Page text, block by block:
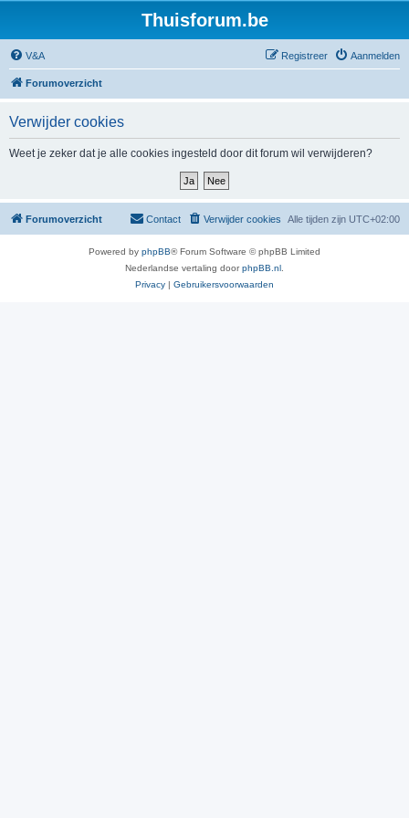
Thuisforum.be
V&A Aanmelden
Registreer
Forumoverzicht
Verwijder cookies
Weet je zeker dat je alle cookies ingesteld door dit forum wil verwijderen?
Forumoverzicht Alle tijden zijn UTC+02:00
Verwijder cookies
Contact
Powered by phpBB® Forum Software © phpBB Limited
Nederlandse vertaling doorphpBB.nl
Privacy | Gebruikersvoorwaarden